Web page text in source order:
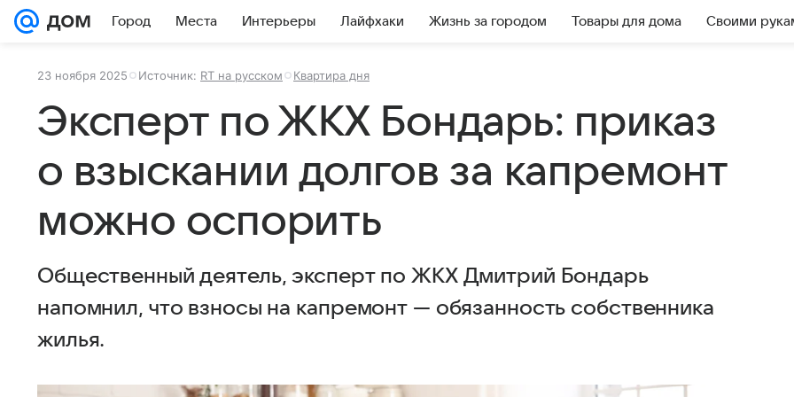
Город Места Интерьеры Лайфхаки Жизнь за городом Товары для дома Своими
23 ноября 2025 Источник: RT на русском Квартира дня
Эксперт по ЖКХ Бондарь: приказ
о взыскании долгов за капремонт
можно оспорить
Общественный деятель, эксперт по ЖКХ Дмитрий Бондарь
напомнил, что взносы на капремонт — обязанность собственника
жилья.